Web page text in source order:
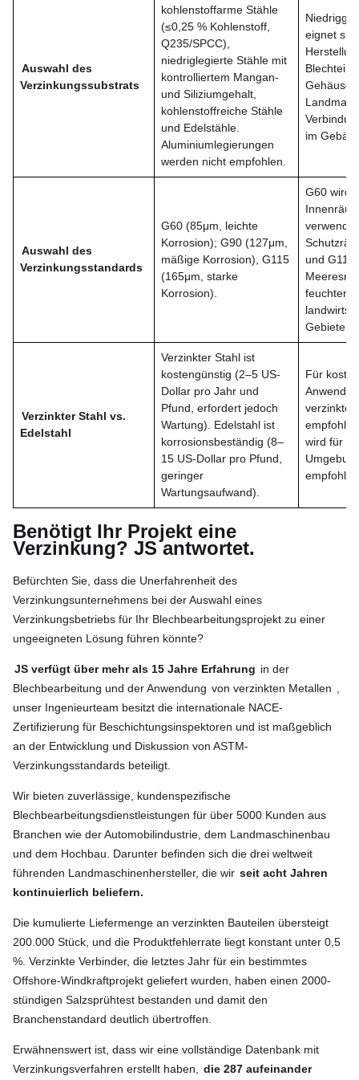
Auswahl des
Verzinkungssubstrats
kohlenstoffarme Stähle
(≤0,25 % Kohlenstoff,
Q235/SPCC),
niedriglegierte Stähle mit
kontrolliertem Mangan-
und Siliziumgehalt,
kohlenstoffreiche Stähle
und Edelstähle.
Aluminiumlegierungen
werden nicht empfohlen.
eignet
im
Auswahl des
Verzinkungsstandards
G60 (85μm, leichte
Korrosion); G90 (127μm,
mäßige Korrosion), G115
(165μm, starke
Korrosion).
G60 wird
und G115
feuchten
Gebieten
Verzinkter Stahl vs.
Edelstahl
Verzinkter Stahl ist
kostengünstig (2–5 US-
Dollar pro Jahr und
Pfund, erfordert jedoch
Wartung). Edelstahl ist
korrosionsbeständig (8–
15 US-Dollar pro Pfund,
geringer
Wartungsaufwand).
Für
Anwender
verzinkter
wird für
Benötigt Ihr Projekt eine
Verzinkung? JS antwortet.
Befürchten Sie, dass die Unerfahrenheit des
Verzinkungsunternehmens bei der Auswahl eines
Verzinkungsbetriebs für Ihr Blechbearbeitungsprojekt zu einer
ungeeigneten Lösung führen könnte?
JS verfügt über mehr als 15 Jahre Erfahrung in der
Blechbearbeitung und der Anwendung von verzinkten Metallen
unser Ingenieurteam besitzt die internationale NACE-
Zertifizierung für Beschichtungsinspektoren und ist maßgeblich
an der Entwicklung und Diskussion von ASTM-
Verzinkungsstandards beteiligt.
Wir bieten zuverlässige, kundenspezifische
Blechbearbeitungsdienstleistungen für über 5000 Kunden aus
Branchen wie der Automobilindustrie, dem Landmaschinenbau
und dem Hochbau. Darunter befinden sich die drei weltweit
führenden Landmaschinenhersteller, die wir seit acht Jahren
kontinuierlich beliefern.
Die kumulierte Liefermenge an verzinkten Bauteilen übersteigt
200.000 Stück, und die Produktfehlerrate liegt konstant unter 0,5
%. Verzinkte Verbinder, die letztes Jahr für ein bestimmtes
Offshore-Windkraftprojekt geliefert wurden, haben einen 2000-
stündigen Salzsprühtest bestanden und damit den
Branchenstandard deutlich übertroffen.
Erwähnenswert ist, dass wir eine vollständige Datenbank mit
Verzinkungsverfahren erstellt haben,
die 287 aufeinander